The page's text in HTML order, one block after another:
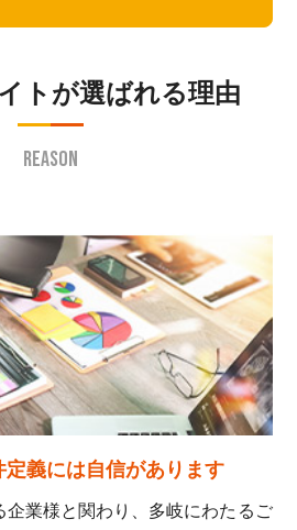
トが選ばれる理由
REASON
義には自信があります
企業様と関わり、多岐にわたるご